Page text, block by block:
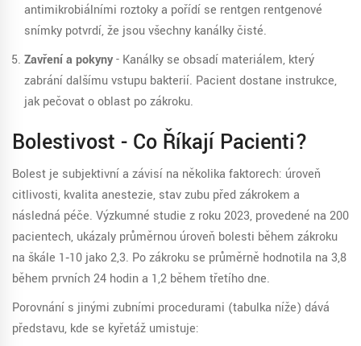
antimikrobiálními roztoky a pořídí se rentgen rentgenové
snímky potvrdí, že jsou všechny kanálky čisté.
Zavření a pokyny- Kanálky se obsadí materiálem, který
zabrání dalšímu vstupu bakterií. Pacient dostane instrukce,
jak pečovat o oblast po zákroku.
Bolestivost - Co Říkají Pacienti?
Bolest je subjektivní a závisí na několika faktorech: úroveň
citlivosti, kvalita anestezie, stav zubu před zákrokem a
následná péče. Výzkumné studie z roku 2023, provedené na 200
pacientech, ukázaly průměrnou úroveň bolesti během zákroku
na škále 1‑10 jako 2,3. Po zákroku se průměrně hodnotila na 3,8
během prvních 24 hodin a 1,2 během třetího dne.
Porovnání s jinými zubními procedurami (tabulka níže) dává
představu, kde se kyřetáž umisťuje: